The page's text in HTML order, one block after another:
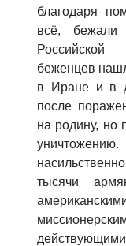
благодаря
всё,
беженцев
в Иране и в
после
на родину, но
тысячи